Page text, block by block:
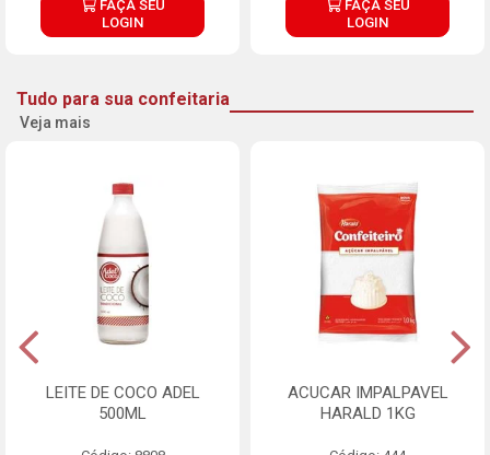
FAÇA SEU
LOGIN
FAÇA SEU
LOGIN
Tudo para sua confeitaria
Veja mais
LEITE DE COCO ADEL
500ML
ACUCAR IMPALPAVEL
HARALD 1KG